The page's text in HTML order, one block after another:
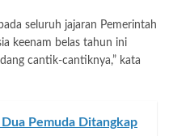
seluruh jajaran Pemerintah
keenam belas tahun ini
cantik-cantiknya,” kata
Pemuda Ditangkap